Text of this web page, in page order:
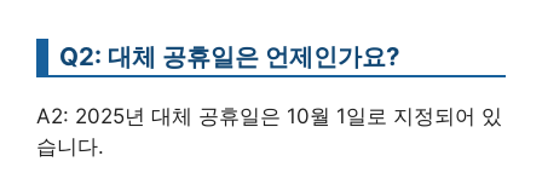
Q2: 대체 공휴일은 언제인가요?
A2: 2025년 대체 공휴일은 10월 1일로 지정되어 있
습니다.